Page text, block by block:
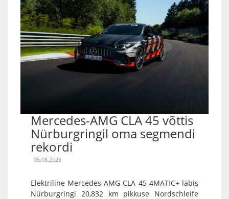
Mercedes-AMG CLA 45 võttis
Nürburgringil oma segmendi
rekordi
05.08.2026
Elektriline Mercedes-AMG CLA 45 4MATIC+ läbis
Nürburgringi 20,832 km pikkuse Nordschleife